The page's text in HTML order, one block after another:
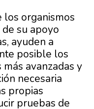
los organismos
su apoyo
ayuden a
posible los
avanzadas y
necesaria
propias
pruebas de